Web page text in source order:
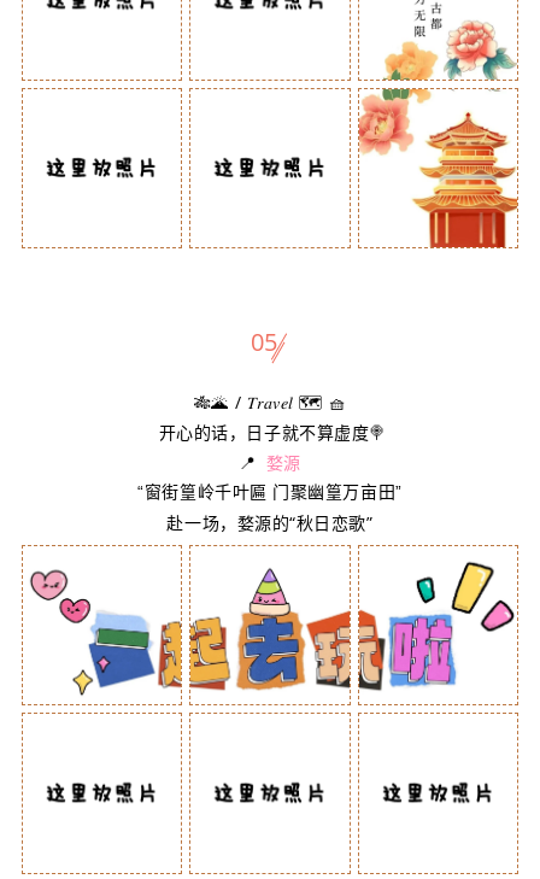
05
🎋🌋 / 𝑇𝑟𝑎𝑣𝑒𝑙 🗺️ 🧺
开心的话，日子就不算虚度🍭
📍婺源
“窗街篁岭千叶匾 门聚幽篁万亩田”
赴一场，婺源的“秋日恋歌”